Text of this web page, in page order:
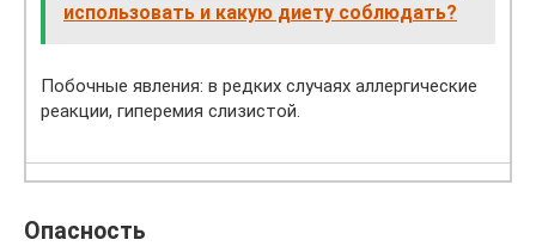
использовать и какую диету соблюдать?
Побочные явления: в редких случаях аллергические
реакции, гиперемия слизистой.
Опасность